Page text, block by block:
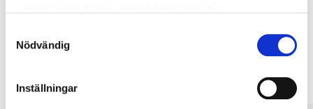
Nödvändig
Inställningar
Andra kunder köpte också